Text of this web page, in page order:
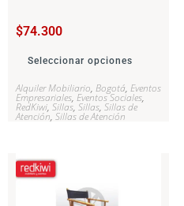
$74.300
Seleccionar opciones
Alquiler Mobiliario, Bogotá, Eventos
Empresariales, Eventos Sociales,
RedKiwi, Sillas, Sillas, Sillas de
Atención, Sillas de Atención